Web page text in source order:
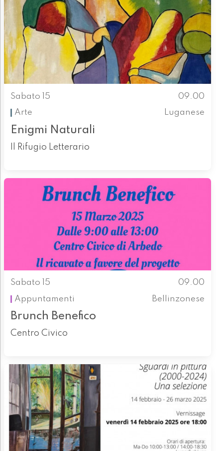
Sabato 15
09.00
Arte
Luganese
Enigmi Naturali
Il Rifugio Letterario
Sabato 15
09.00
Appuntamenti
Bellinzonese
Brunch Benefico
Centro Civico